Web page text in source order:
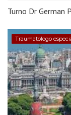
Turno Dr German
Traumatologo